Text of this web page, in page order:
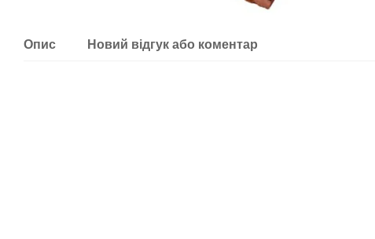
Опис Новий відгук або коментар